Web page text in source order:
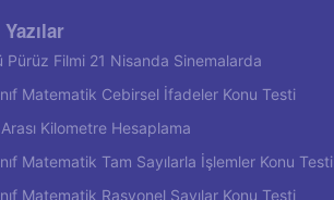
Pürüz Filmi 21 Nisanda Sinemalarda
Matematik Cebirsel İfadeler Konu Testi
Kilometre Hesaplama
Matematik Tam Sayılarla İşlemler Konu Testi
Matematik Rasyonel Sayılar Konu Testi